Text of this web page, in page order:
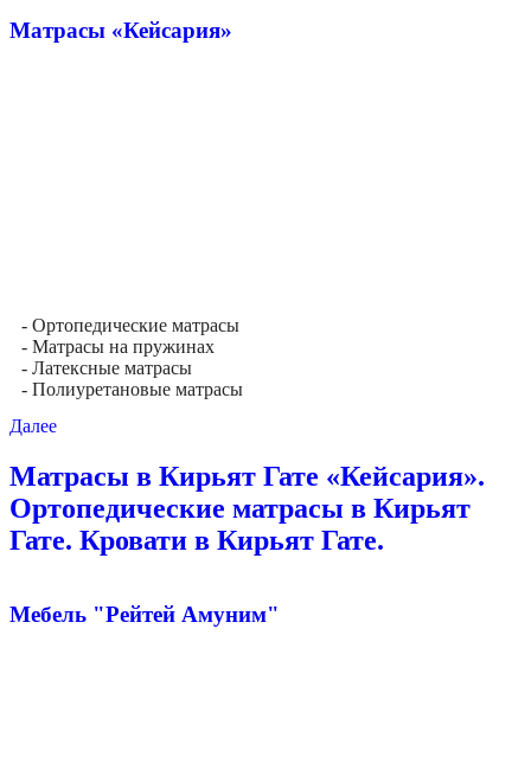
Матрасы «Кейсария»
- Ортопедические матрасы
- Матрасы на пружинах
- Латексные матрасы
- Полиуретановые матрасы
Далее
Матрасы в Кирьят Гате «Кейсария».
Ортопедические матрасы в Кирьят
Гате. Кровати в Кирьят Гате.
Мебель "Рейтей Амуним"